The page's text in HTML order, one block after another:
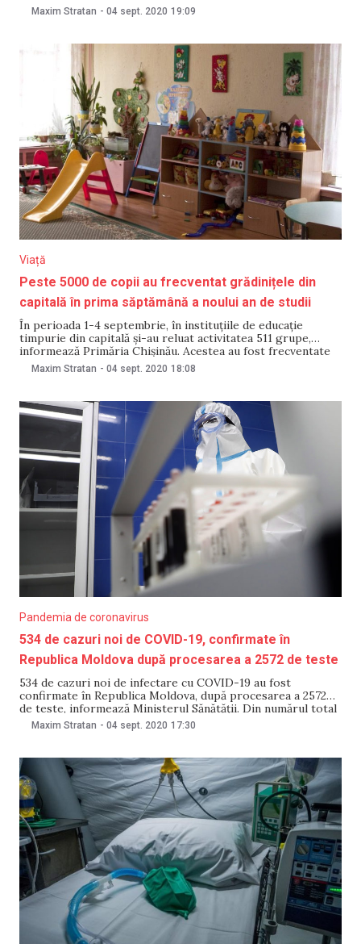
vinovaţi de acest atac, informează Digi24 cu referire la EFE
şi Reuters. „Astăzi (vineri – n.r.), toţi aliaţii au condamnat
Maxim Stratan - 04 sept. 2020 19:09
Viață
Peste 5000 de copii au frecventat grădinițele din
capitală în prima săptămână a noului an de studii
În perioada 1-4 septembrie, în instituțiile de educație
timpurie din capitală și-au reluat activitatea 511 grupe,
informează Primăria Chișinău. Acestea au fost frecventate
de 3640 de copii cu vârstele cuprinse între 6 – 7 ani, 1311
copii cu vârsta cuprinsă între 5 – 6 ani și 56 de copii cu
Maxim Stratan - 04 sept. 2020 18:08
Pandemia de coronavirus
534 de cazuri noi de COVID-19, confirmate în
Republica Moldova după procesarea a 2572 de teste
534 de cazuri noi de infectare cu COVID-19 au fost
confirmate în Republica Moldova, după procesarea a 2572
de teste, informează Ministerul Sănătății. Din numărul total
de cazuri, 7 sunt de import (Ucraina-1,Turcia-4, România-2).
Totodată, alți 23 de lucrători medicali s-au infectat cu
Maxim Stratan - 04 sept. 2020 17:30